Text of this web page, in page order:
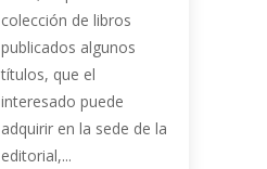
colección de libros
publicados algunos
títulos, que el
interesado puede
adquirir en la sede de la
editorial,...